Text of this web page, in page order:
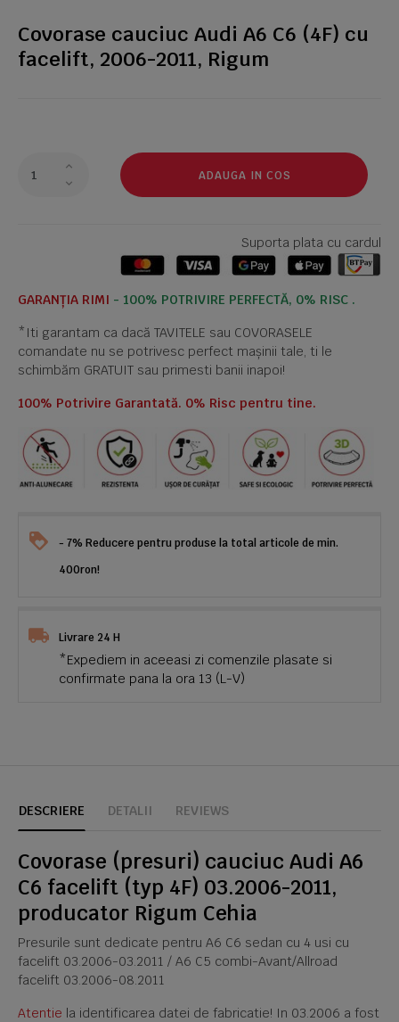
Covorase cauciuc Audi A6 C6 (4F) cu
facelift, 2006-2011, Rigum
ADAUGA IN COS
Suporta plata cu cardul
GARANȚIA RIMI - 100% POTRIVIRE PERFECTĂ, 0% RISC .
*Iti garantam ca dacă TAVITELE sau COVORASELE
comandate nu se potrivesc perfect mașinii tale, ti le
schimbăm GRATUIT sau primesti banii inapoi!
100% Potrivire Garantată. 0% Risc pentru tine.
- 7% Reducere pentru produse la total articole de min.
400ron!
Livrare 24 H
*Expediem in aceeasi zi comenzile plasate si
confirmate pana la ora 13 (L-V)
DESCRIERE DETALII REVIEWS
Covorase (presuri) cauciuc Audi A6
C6 facelift (typ 4F) 03.2006-2011,
producator Rigum Cehia
Presurile sunt dedicate pentru A6 C6 sedan cu 4 usi cu
facelift 03.2006-03.2011 / A6 C5 combi-Avant/Allroad
facelift 03.2006-08.2011
Atentie la identificarea datei de fabricatie! In 03.2006 a fost